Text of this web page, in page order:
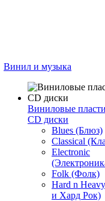
Винил и музыка
Виниловые
CD диски
Blues (Блюз)
Classical
Electronic
Folk (Фолк)
Hard n
и Хард Рок)